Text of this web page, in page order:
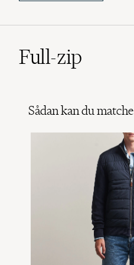
Full-zip
Sådan kan du matche